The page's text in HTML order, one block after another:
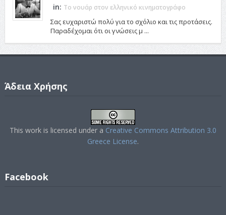
in: Το νουάρ στον ελληνικό κινηματογράφο
Σας ευχαριστώ πολύ για το σχόλιο και τις προτάσεις.
Παραδέχομαι ότι οι γνώσεις μ ...
Άδεια Χρήσης
This work is licensed under a Creative Commons Attribution 3.0
Greece License.
Facebook